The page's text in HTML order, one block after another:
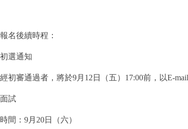
報名後續時程：
初選通知
經初審通過者，將於9月12日（五）17:00前，以E-
面試
時間：9月20日（六）